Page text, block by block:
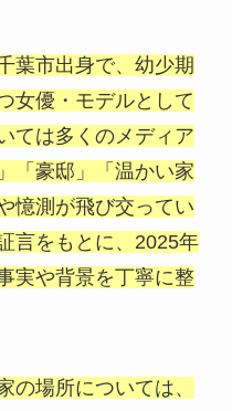
葉市出身で、幼少期
女優・モデルとして
ては多くのメディア
「豪邸」「温かい家
憶測が飛び交ってい
言をもとに、2025年
実や背景を丁寧に整
の場所については、